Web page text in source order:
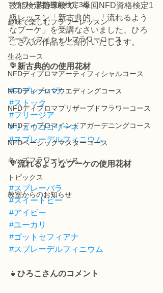
フラワー装飾技能検定3級
趣味で楽しむフラワーレッスン
アーティフィシャルフラワーコース
生花コース
NFDディプロマアーティフィシャルコース
NFDディプロマウエディングコース
NFDディプロマプリザーブドフラワーコース
NFDディプロマインドアガーデニングコース
NFDベーシックマスターコース
キッズフラワーレッス
トピックス
教室からのお知らせ
技能検定指導校で、今回NFD資格検定1
級レッスン「新古典的」「流れるよう
なブーケ」を受講なさいました、ひろ
こさんの作品をご紹介いたします。
💐 新古典的の使用花材
#スプレーバラ
#ストック
#フリージア
#リュウココリーネ
#スプレーデルフィニウム
💐流れるようなブーケの使用花材
#スプレーバラ
#スイートピー
#アイビー
#ユーカリ
#ゴットセフィアナ
#スプレーデルフィニウム
👧 ひろこさんのコメント